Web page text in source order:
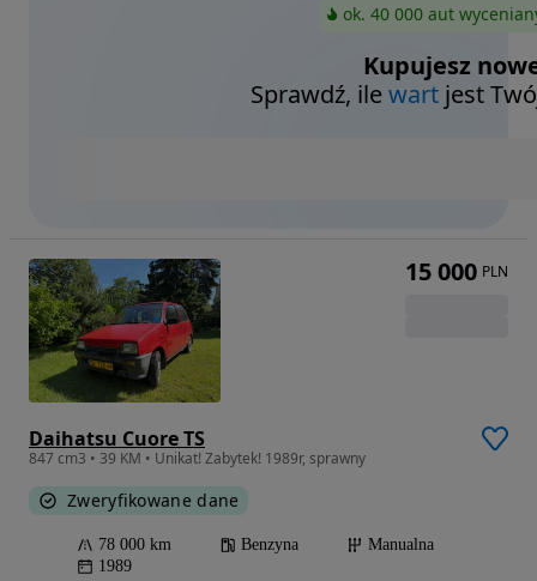
ok. 40 000 aut
Kupujesz
Sprawdź, ilewart jest
Daihatsu Cuore TS
847 cm3 • 39 KM • Unikat! Zabytek! 1989r, sprawny
Zweryfikowane dane
78 000 km Benzyna
Manualna
1989
15 000 PLN